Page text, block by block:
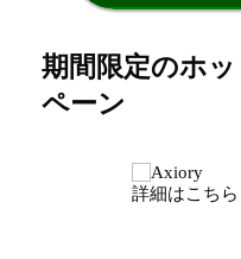
期間限定のホ
ペーン
詳細はこちら